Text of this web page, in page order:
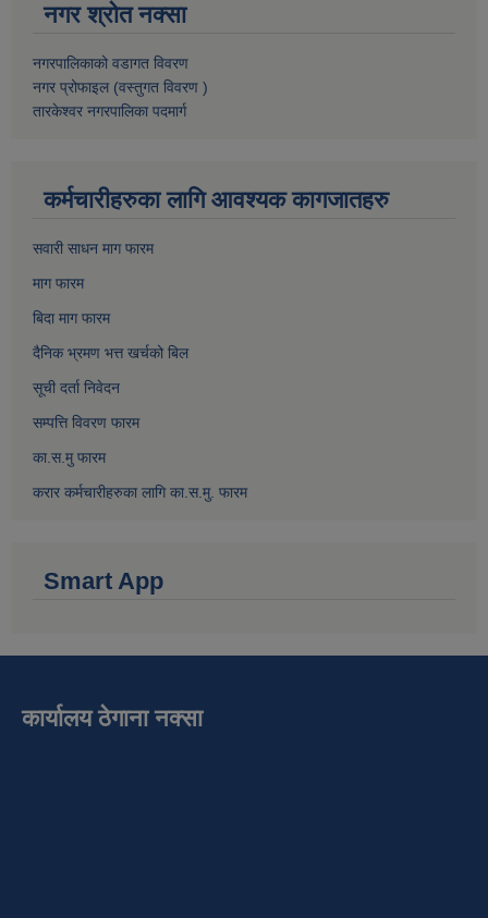
नगर श्रोत नक्सा
नगरपालिकाको वडागत विवरण
नगर प्रोफाइल (वस्तुगत विवरण )
तारकेश्वर नगरपालिका पदमार्ग
कर्मचारीहरुका लागि आवश्यक कागजातहरु
सवारी साधन माग फारम
माग फारम
बिदा माग फारम
दैनिक भ्रमण भत्त खर्चको बिल
सूची दर्ता निवेदन
सम्पत्ति विवरण फारम
का.स.मु फारम
करार कर्मचारीहरुका लागि का.स.मु. फारम
Smart App
कार्यालय ठेगाना नक्सा